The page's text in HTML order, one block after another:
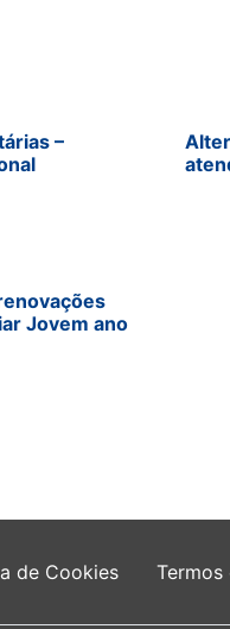
–
Jovem ano
de Cookies